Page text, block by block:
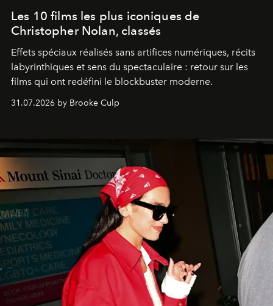
Les 10 films les plus iconiques de
Christopher Nolan, classés
Effets spéciaux réalisés sans artifices numériques, récits
labyrinthiques et sens du spectaculaire : retour sur les
films qui ont redéfini le blockbuster moderne.
31.07.2026 by Brooke Culp